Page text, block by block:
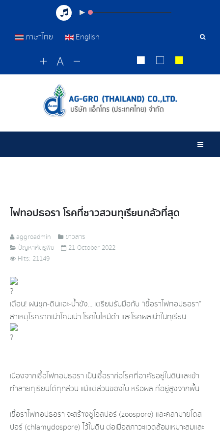
ภาษาไทย English
ไฟทอปธอรา โรคที่ชาวสวนทุเรียนกลัวที่สุด
aggroadmin
ข่าวสาร
ปัญหาศัตรูพืช
21 October 2022
Hits: 21149
เตือน! ฝนชุก-ดินแฉะ-น้ำขัง... เตรียมรับมือกับ “เชื้อราไฟทอปธอรา”
สาเหตุโรครากเน่าโคนเน่า โรคใบไหม้ดำ และโรคผลเน่าในทุเรียน
เนื่องจากเชื้อไฟทอปธอรา เป็นเชื้อราก่อโรคที่อาศัยอยู่ในดินและเข้า
ทำลายทุเรียนได้ทุกส่วน แม้แต่ส่วนของใบ หรือผล ที่อยู่สูงจากพื้น
เชื้อราไฟทอปธอรา จะสร้างซูโอสปอร์ (zoospore) และคลามายโดส
ปอร์ (chlamydospore) ไว้ในดิน ต่อเมื่อสภาวะแวดล้อมเหมาะสมและ